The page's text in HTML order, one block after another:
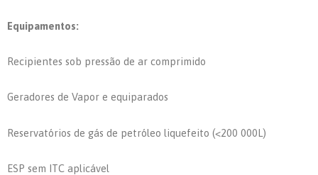
Equipamentos:
Recipientes sob pressão de ar comprimido
Geradores de Vapor e equiparados
Reservatórios de gás de petróleo liquefeito (<200 000L)
ESP sem ITC aplicável